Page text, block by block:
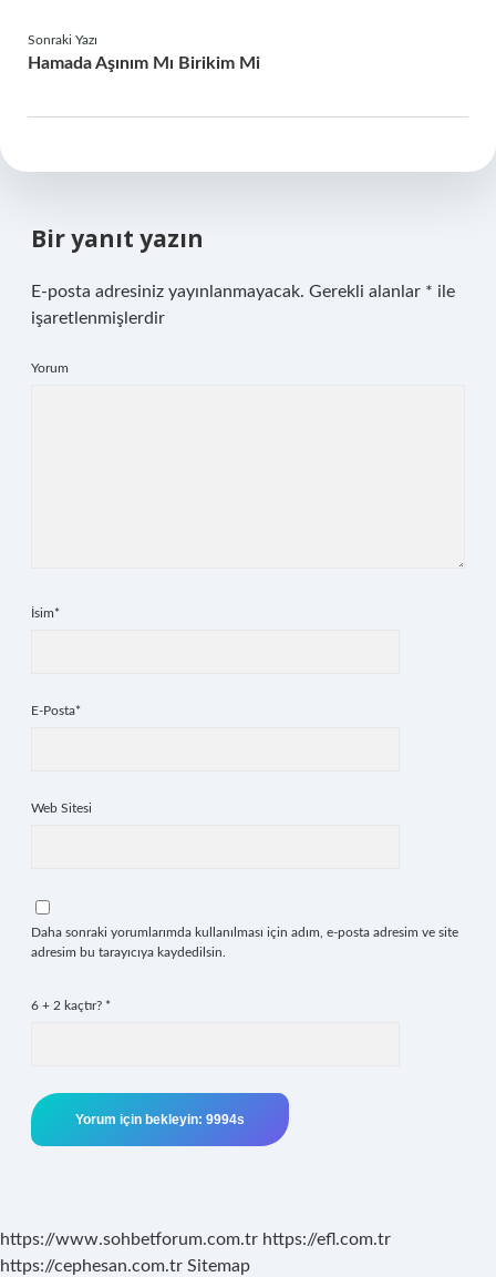
Sonraki Yazı
Hamada Aşınım Mı Birikim Mi
Bir yanıt yazın
E-posta adresiniz yayınlanmayacak. Gerekli alanlar * ile
işaretlenmişlerdir
Yorum
İsim*
E-Posta*
Web Sitesi
Daha sonraki yorumlarımda kullanılması için adım, e-posta adresim ve site
adresim bu tarayıcıya kaydedilsin.
6 + 2 kaçtır? *
https://www.sohbetforum.com.tr https://efl.com.tr
https://cephesan.com.tr Sitemap